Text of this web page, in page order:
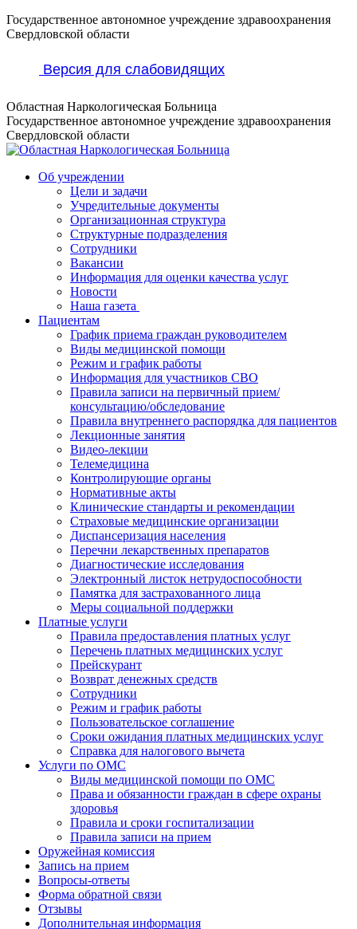
Перейти
к
Государственное автономное учреждение здравоохранения
Свердловской области
Версия для слабовидящих
Областная Наркологическая Больница
Государственное автономное учреждение здравоохранения
Свердловской области
Об учреждении
Цели и задачи
Учредительные документы
Организационная структура
Структурные подразделения
Сотрудники
Вакансии
Информация для оценки качества услуг
Новости
​​Наша газета
Пациентам
График приема граждан руководителем
Виды медицинской помощи
Режим и график работы
Информация для участников СВО
Правила записи на первичный прием/
консультацию/обследование
Правила внутреннего распорядка для пациентов
Лекционные занятия
Видео-лекции
Телемедицина
Контролирующие органы
Нормативные акты
Клинические стандарты и рекомендации
Страховые медицинские организации
Диспансеризация населения
Перечни лекарственных препаратов
Диагностические исследования
Электронный листок нетрудоспособности
Памятка для застрахованного лица
Меры социальной поддержки
Платные услуги
Правила предоставления платных услуг
Перечень платных медицинских услуг
Прейскурант
Возврат денежных средств
Сотрудники
Режим и график работы
Пользовательское соглашение
Сроки ожидания платных медицинских услуг
Справка для налогового вычета
Услуги по ОМС
Виды медицинской помощи по ОМС
Права и обязанности граждан в сфере охраны
здоровья
Правила и сроки госпитализации
Правила записи на прием
Оружейная комиссия
Запись на прием
Вопросы-ответы
Форма обратной связи
Отзывы
Дополнительная информация